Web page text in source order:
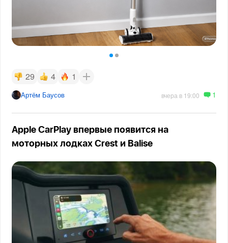
29 4 1
Артём Баусов вчера в 19:00 1
Apple CarPlay впервые появится на
моторных лодках Crest и Balise